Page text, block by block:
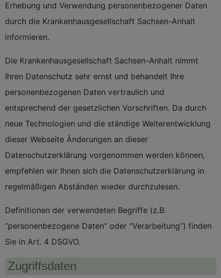
Erhebung und Verwendung personenbezogener Daten
durch die Krankenhausgesellschaft Sachsen-Anhalt
informieren.
Die Krankenhausgesellschaft Sachsen-Anhalt nimmt
Ihren Datenschutz sehr ernst und behandelt Ihre
personenbezogenen Daten vertraulich und
entsprechend der gesetzlichen Vorschriften. Da durch
neue Technologien und die ständige Weiterentwicklung
dieser Webseite Änderungen an dieser
Datenschutzerklärung vorgenommen werden können,
empfehlen wir Ihnen sich die Datenschutzerklärung in
regelmäßigen Abständen wieder durchzulesen.
Definitionen der verwendeten Begriffe (z.B.
“personenbezogene Daten” oder “Verarbeitung”) finden
Sie in Art. 4 DSGVO.
Zugriffsdaten